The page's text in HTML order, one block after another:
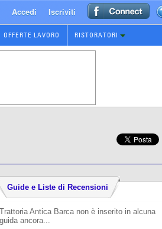
Accedi Iscriviti
OFFERTE LAVORO RISTORATORI
Guide e Liste di Recensioni
Trattoria Antica Barca non è inserito in alcuna
guida ancora...